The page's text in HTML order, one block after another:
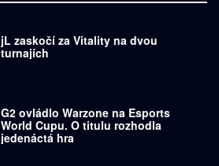
jL zaskočí za Vitality na dvou
turnajích
G2 ovládlo Warzone na Esports
World Cupu. O titulu rozhodla
jedenáctá hra